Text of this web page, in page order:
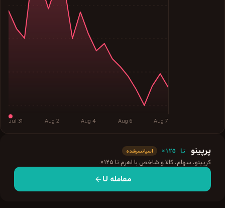
Jul 31 Aug 2 Aug 4 Aug 6 Aug 7
پرپینو تا ۱۲۵× اسپانسرشده
کریپتو، سهام، کالا و شاخص با اهرم تا ۱۲۵×.
معامله U